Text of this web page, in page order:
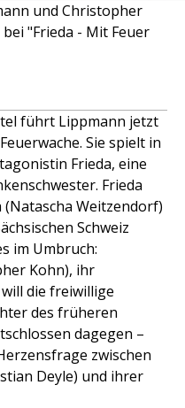
und Christopher
"Frieda - Mit Feuer
führt Lippmann jetzt
Sie spielt in
Frieda, eine
Frieda
Weitzendorf)
Schweiz
im Umbruch:
Kohn), ihr
die freiwillige
des früheren
dagegen –
zwischen
Deyle) und ihrer